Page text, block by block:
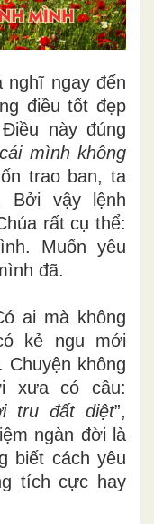
nghĩ ngay đến
điều tốt đẹp
này đúng
mình không
trao ban, ta
Bởi vậy lệnh
rất cụ thể:
Muốn yêu
đã.
ai mà không
kẻ ngu mới
Chuyện không
xưa có câu:
tru đất diệt”,
ngàn đời là
biết cách yêu
tích cực hay